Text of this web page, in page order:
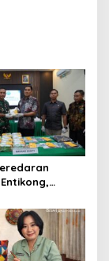
Sabu ke